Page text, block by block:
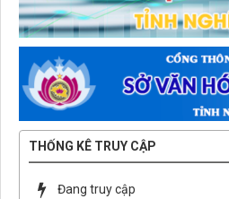
THỐNG KÊ TRUY CẬP
Đang truy cập